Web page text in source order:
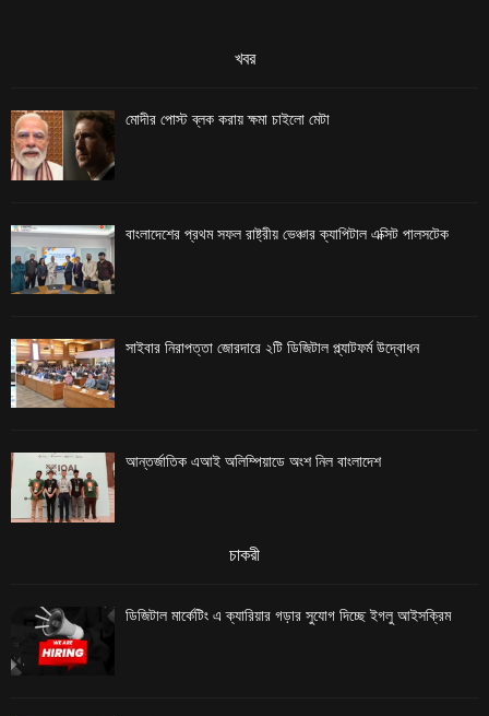
খবর
মোদীর পোস্ট ব্লক করায় ক্ষমা চাইলো মেটা
বাংলাদেশের প্রথম সফল রাষ্ট্রীয় ভেঞ্চার ক্যাপিটাল এক্সিট পালসটেক
সাইবার নিরাপত্তা জোরদারে ২টি ডিজিটাল প্ল্যাটফর্ম উদ্বোধন
আন্তর্জাতিক এআই অলিম্পিয়াডে অংশ নিল বাংলাদেশ
চাকরী
ডিজিটাল মার্কেটিং এ ক্যারিয়ার গড়ার সুযোগ দিচ্ছে ইগলু আইসক্রিম